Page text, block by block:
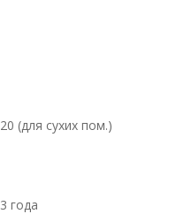
20 (для сухих пом.)
3 года